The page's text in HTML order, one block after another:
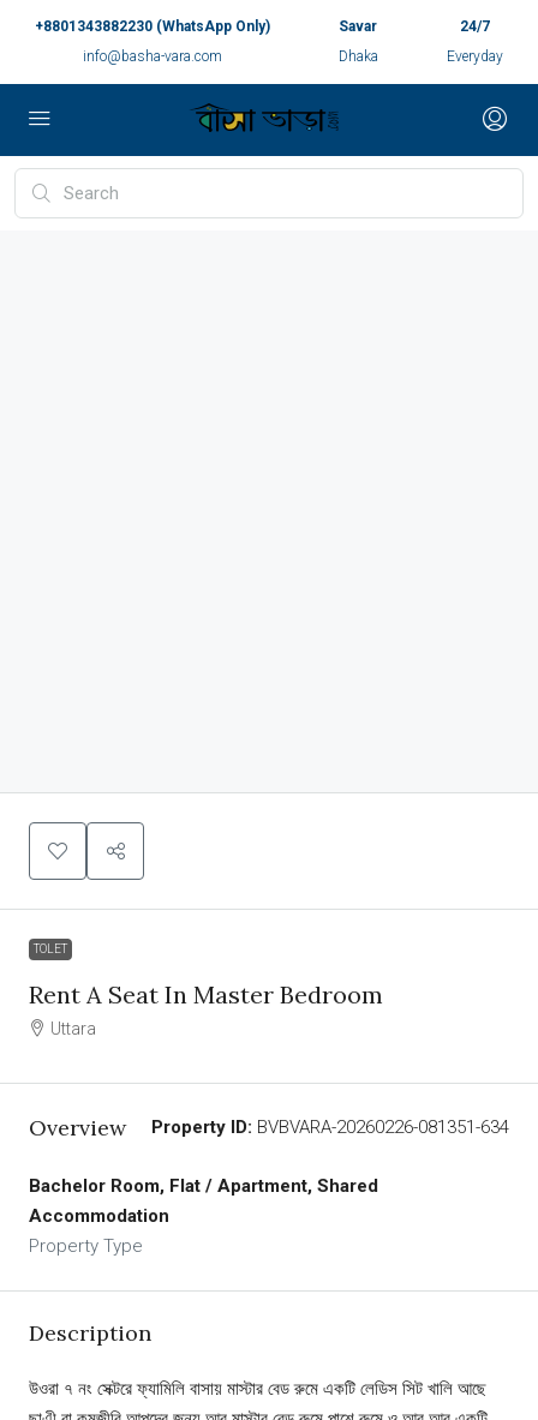
+8801343882230 (WhatsApp Only)
info@basha-vara.com
Savar
Dhaka
24/7
Everyday
TOLET
Rent A Seat In Master Bedroom
Uttara
Overview Property ID: BVBVARA-20260226-081351-634
Bachelor Room, Flat / Apartment, Shared
Accommodation
Property Type
Description
উওরা ৭ নং সেক্টরে ফ্যামিলি বাসায় মাস্টার বেড রুমে একটি লেডিস সিট খালি আছে